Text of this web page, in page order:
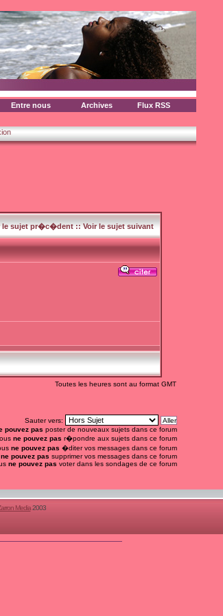
Entre nous Archives Flux RSS
le sujet pr�c�dent::Voir le sujet suivant
Toutes les heures sont au format GMT
Sauter vers:
pouvez pas poster de nouveaux sujets dans ce forum
ne pouvez pas r�pondre aux sujets dans ce forum
ne pouvez pas �diter vos messages dans ce forum
ne pouvez pas supprimer vos messages dans ce forum
ne pouvez pas voter dans les sondages de ce forum
Media2003